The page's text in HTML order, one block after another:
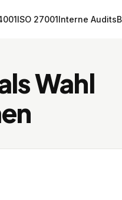
ISO 27001Interne Audits
Wahl